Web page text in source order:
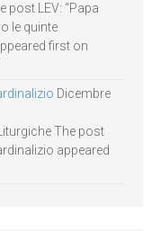
post LEV: “Papa
le quinte
first on
Dicembre
The post
appeared